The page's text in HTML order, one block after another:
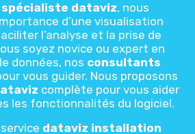
spécialiste dataviz, nous
d’une visualisation
l’analyse et la prise de
soyez novice ou expert en
données, nos consultants
vous guider. Nous proposons
complète pour vous aider
les fonctionnalités du logiciel.
dataviz installation